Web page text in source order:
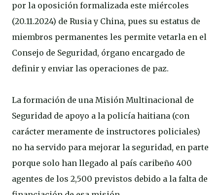
por la oposición formalizada este miércoles
(20.11.2024) de Rusia y China, pues su estatus de
miembros permanentes les permite vetarla en el
Consejo de Seguridad, órgano encargado de
definir y enviar las operaciones de paz.
La formación de una Misión Multinacional de
Seguridad de apoyo a la policía haitiana (con
carácter meramente de instructores policiales)
no ha servido para mejorar la seguridad, en parte
porque solo han llegado al país caribeño 400
agentes de los 2,500 previstos debido a la falta de